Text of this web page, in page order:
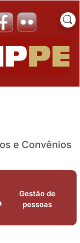
e Convênios
Gestão de
pessoas